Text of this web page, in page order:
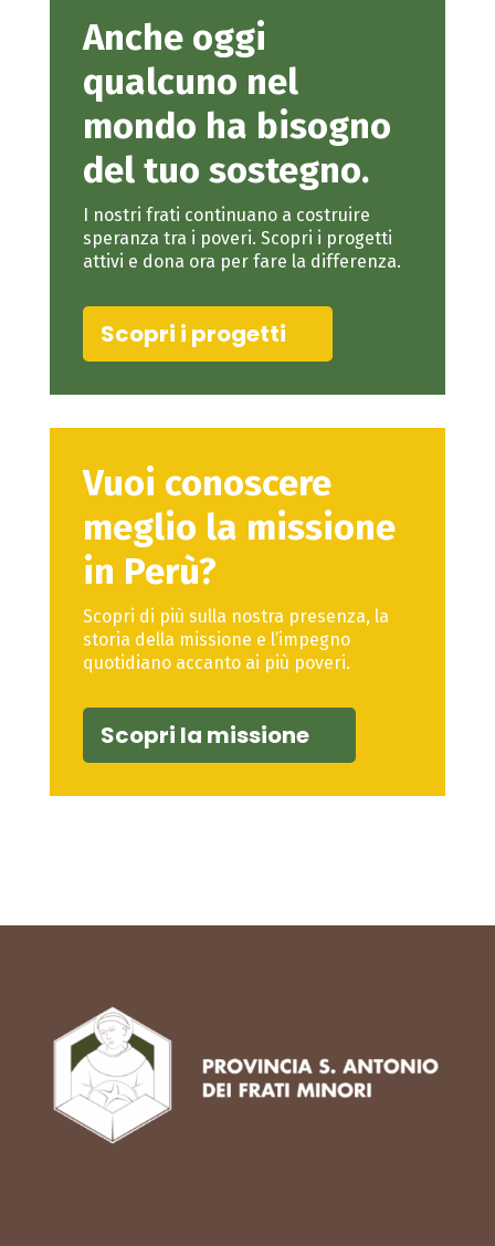
Anche oggi
qualcuno nel
mondo ha bisogno
del tuo sostegno.
I nostri frati continuano a costruire
speranza tra i poveri. Scopri i progetti
attivi e dona ora per fare la differenza.
Scopri i progetti
Vuoi conoscere
meglio la missione
in Perù?
Scopri di più sulla nostra presenza, la
storia della missione e l’impegno
quotidiano accanto ai più poveri.
Scopri la missione